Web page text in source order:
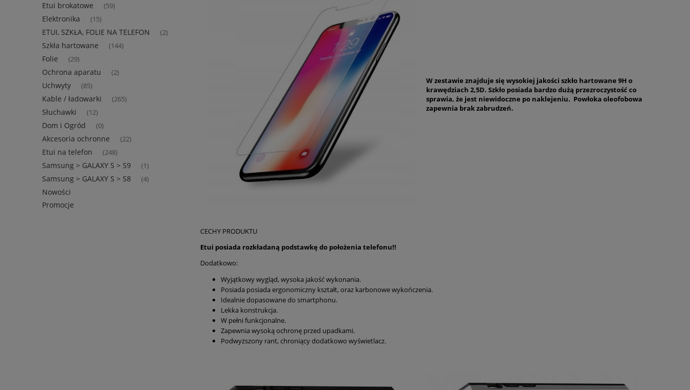
Etui brokatowe (59)
Elektronika (15)
ETUI, SZKŁA, FOLIE NA TELEFON (2)
Szkła hartowane (144)
Folie (29)
Ochrona aparatu (2)
Uchwyty (85)
Kable / ładowarki (265)
Słuchawki (12)
Dom i Ogród (0)
Akcesoria ochronne (22)
Etui na telefon (248)
Samsung > GALAXY S > S9 (1)
Samsung > GALAXY S > S8 (4)
Nowości
Promocje
W zestawie znajduje się wysokiej jakości szkło hartowane 9H o
krawędziach 2,5D. Szkło posiada bardzo dużą przezroczystość co
sprawia, że jest niewidoczne po naklejeniu. Powłoka oleofobowa
zapewnia brak zabrudzeń.
CECHY PRODUKTU
Etui posiada rozkładaną podstawkę do położenia telefonu!!
Dodatkowo:
Wyjątkowy wygląd, wysoka jakość wykonania.
Posiada posiada ergonomiczny kształt, oraz karbonowe wykończenia.
Idealnie dopasowane do smartphonu.
Lekka konstrukcja.
W pełni funkcjonalne.
Zapewnia wysoką ochronę przed upadkami.
Podwyższony rant, chroniący dodatkowo wyświetlacz.